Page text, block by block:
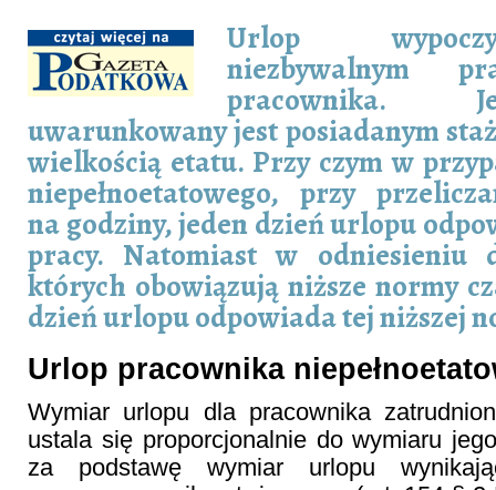
Urlop
niezbywalnym
pracownika.
uwarunkowany jest posiadanym
wielkością etatu. Przy czym w
niepełnoetatowego, przy
na godziny, jeden dzień urlopu
pracy. Natomiast w odniesieniu
których obowiązują niższe normy
dzień urlopu odpowiada tej niższej
Urlop pracownika
Wymiar urlopu dla pracownika
ustala się proporcjonalnie do wymiaru
za podstawę wymiar urlopu